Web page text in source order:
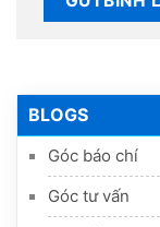
BLOGS
Góc báo chí
Góc tư vấn